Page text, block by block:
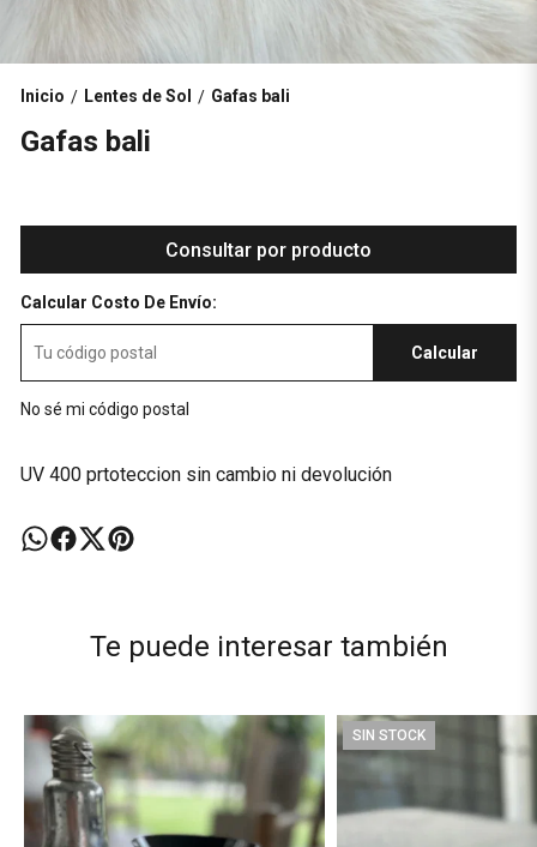
Inicio / Lentes de Sol / Gafas bali
Gafas bali
Consultar por producto
Calcular Costo De Envío:
Calcular
No sé mi código postal
UV 400 prtoteccion sin cambio ni devolución
Te puede interesar también
SIN STOCK